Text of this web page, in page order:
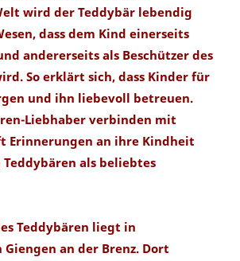
wird der Teddybär lebendig
dass dem Kind einerseits
andererseits als Beschützer des
So erklärt sich, dass Kinder für
und ihn liebevoll betreuen.
Liebhaber verbinden mit
Erinnerungen an ihre Kindheit
Teddybären als beliebtes
Teddybären liegt in
an der Brenz. Dort